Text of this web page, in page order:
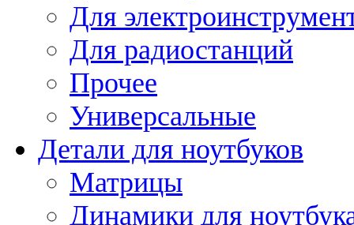
Для
Для радиостанций
Прочее
Универсальные
Детали для ноутбуков
Матрицы
Динамики для